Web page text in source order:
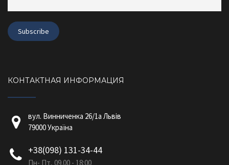
КОНТАКТНАЯ ИНФОРМАЦИЯ
вул. Винниченка 26/1a Львів
79000 Україна
+38(098) 131-34-44
Пн- Пт, 09.00 - 18:00